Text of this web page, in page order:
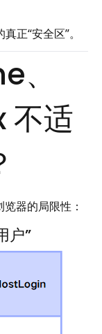
正“安全区”。
不适
器的局限性：
户”